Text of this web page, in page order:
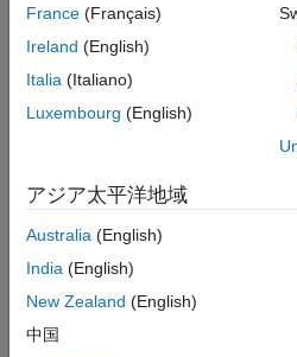
重力ダイナミクス モデルを開き
Robot Models"
コールバック
France (Français)
Ireland (English)
Italia (Italiano)
Luxembourg (English)
アジア太平洋地域
Australia (English)
India (English)
New Zealand (English)
中国